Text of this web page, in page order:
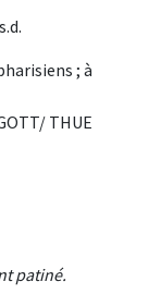
; à
THUE
patiné.